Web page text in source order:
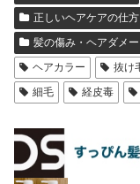
正しいヘアケアの仕方
髪の傷み・ヘアダメ
ヘアカラー
抜け
細毛
経皮毒